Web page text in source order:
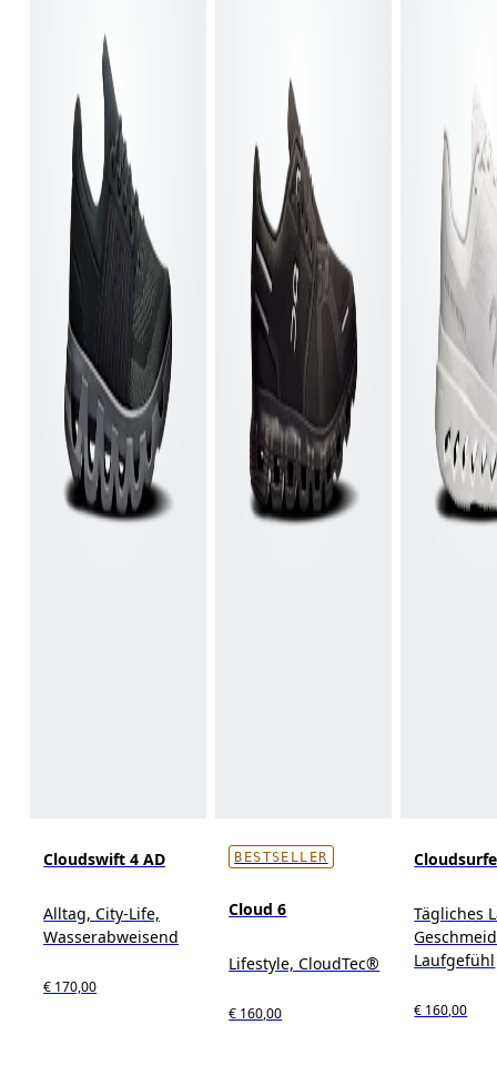
Cloudswift 4 AD
Alltag, City-Life,
Wasserabweisend
€ 170,00
BESTSELLER
Cloud 6
Lifestyle, CloudTec®
€ 160,00
Tägliches
Laufgefühl
€ 160,00